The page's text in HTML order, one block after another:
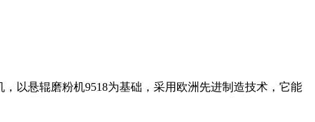
以悬辊磨粉机9518为基础，采用欧洲先进制造技术，它能